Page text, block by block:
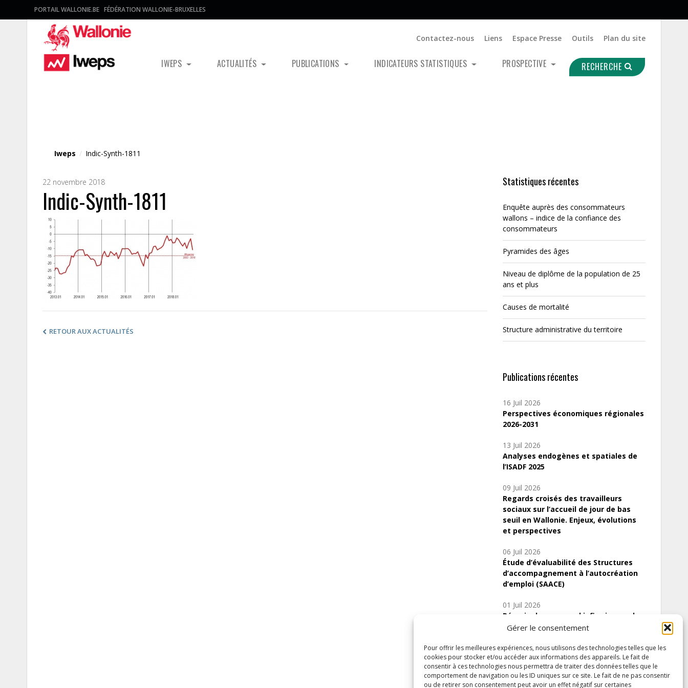
Gérer le consentement
Pour offrir les meilleures expériences, nous utilisons des technologies telles que les
cookies pour stocker et/ou accéder aux informations des appareils. Le fait de
consentir à ces technologies nous permettra de traiter des données telles que le
comportement de navigation ou les ID uniques sur ce site. Le fait de ne pas consentir
ou de retirer son consentement peut avoir un effet négatif sur certaines
PORTAIL WALLONIE.BE FÉDÉRATION WALLONIE-BRUXELLES
Contactez-nous Liens Espace Presse Outils Plan du site
IWEPS ACTUALITÉS PUBLICATIONS INDICATEURS STATISTIQUES PROSPECTIVE RECHERCHE
Iweps / Indic-Synth-1811
22 novembre 2018
Indic-Synth-1811
RETOUR AUX ACTUALITÉS
Statistiques récentes
Enquête auprès des consommateurs
wallons – indice de la confiance des
consommateurs
Pyramides des âges
Niveau de diplôme de la population de 25
ans et plus
Causes de mortalité
Structure administrative du territoire
Publications récentes
16 Juil 2026
Perspectives économiques régionales
2026-2031
13 Juil 2026
Analyses endogènes et spatiales de
l’ISADF 2025
09 Juil 2026
Regards croisés des travailleurs
sociaux sur l’accueil de jour de bas
seuil en Wallonie. Enjeux, évolutions
et perspectives
06 Juil 2026
Étude d’évaluabilité des Structures
d’accompagnement à l’autocréation
d’emploi (SAACE)
01 Juil 2026
Pénurie du personnel infirmier :quels
indicateurs d’offre de soins pour
Inscrivez-vous à notre newsletter